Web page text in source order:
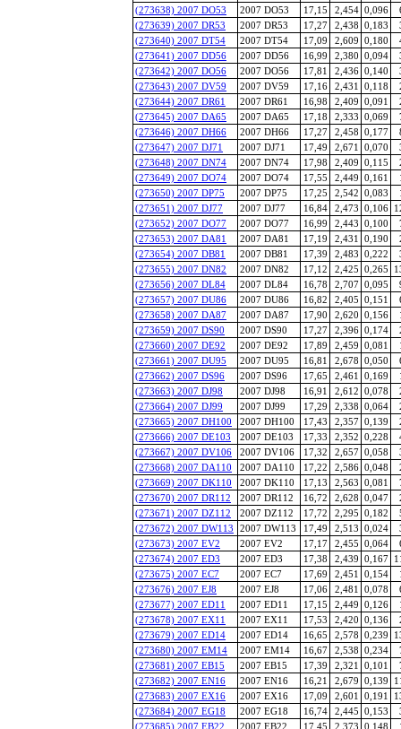
(273638) 2007 DO53
2007 DO53 17,15 2,454 0,096
(273639) 2007 DR53
2007 DR53 17,27 2,438 0,183
(273640) 2007 DT54
2007 DT54 17,09 2,609 0,180
(273641) 2007 DD56
2007 DD56 16,99 2,380 0,094
(273642) 2007 DO56
2007 DO56 17,81 2,436 0,140
(273643) 2007 DV59
2007 DV59 17,16 2,431 0,118
(273644) 2007 DR61
2007 DR61 16,98 2,409 0,091
(273645) 2007 DA65
2007 DA65 17,18 2,333 0,069
(273646) 2007 DH66
2007 DH66 17,27 2,458 0,177
(273647) 2007 DJ71
2007 DJ71 17,49 2,671 0,070
(273648) 2007 DN74
2007 DN74 17,98 2,409 0,115
(273649) 2007 DO74
2007 DO74 17,55 2,449 0,161
(273650) 2007 DP75
2007 DP75 17,25 2,542 0,083
(273651) 2007 DJ77
2007 DJ77 16,84 2,473 0,106
(273652) 2007 DO77
2007 DO77 16,99 2,443 0,100
(273653) 2007 DA81
2007 DA81 17,19 2,431 0,190
(273654) 2007 DB81
2007 DB81 17,39 2,483 0,222
(273655) 2007 DN82
2007 DN82 17,12 2,425 0,265
(273656) 2007 DL84
2007 DL84 16,78 2,707 0,095
(273657) 2007 DU86
2007 DU86 16,82 2,405 0,151
(273658) 2007 DA87
2007 DA87 17,90 2,620 0,156
(273659) 2007 DS90
2007 DS90 17,27 2,396 0,174
(273660) 2007 DE92
2007 DE92 17,89 2,459 0,081
(273661) 2007 DU95
2007 DU95 16,81 2,678 0,050
(273662) 2007 DS96
2007 DS96 17,65 2,461 0,169
(273663) 2007 DJ98
2007 DJ98 16,91 2,612 0,078
(273664) 2007 DJ99
2007 DJ99 17,29 2,338 0,064
(273665) 2007 DH100
2007 DH100 17,43 2,357 0,139
(273666) 2007 DE103
2007 DE103 17,33 2,352 0,228
(273667) 2007 DV106
2007 DV106 17,32 2,657 0,058
(273668) 2007 DA110
2007 DA110 17,22 2,586 0,048
(273669) 2007 DK110
2007 DK110 17,13 2,563 0,081
(273670) 2007 DR112
2007 DR112 16,72 2,628 0,047
(273671) 2007 DZ112
2007 DZ112 17,72 2,295 0,182
(273672) 2007 DW113
2007 DW113 17,49 2,513 0,024
(273673) 2007 EV2
2007 EV2 17,17 2,455 0,064
(273674) 2007 ED3
2007 ED3 17,38 2,439 0,167
(273675) 2007 EC7
2007 EC7 17,69 2,451 0,154
(273676) 2007 EJ8
2007 EJ8 17,06 2,481 0,078
(273677) 2007 ED11
2007 ED11 17,15 2,449 0,126
(273678) 2007 EX11
2007 EX11 17,53 2,420 0,136
(273679) 2007 ED14
2007 ED14 16,65 2,578 0,239
(273680) 2007 EM14
2007 EM14 16,67 2,538 0,234
(273681) 2007 EB15
2007 EB15 17,39 2,321 0,101
(273682) 2007 EN16
2007 EN16 16,21 2,679 0,139
(273683) 2007 EX16
2007 EX16 17,09 2,601 0,191
(273684) 2007 EG18
2007 EG18 16,74 2,445 0,153
(273685) 2007 EB22
2007 EB22 17,45 2,373 0,148